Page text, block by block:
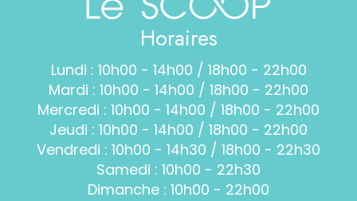
Horaires
Lundi : 10h00 - 14h00 / 18h00 - 22h00
Mardi : 10h00 - 14h00 / 18h00 - 22h00
Mercredi : 10h00 - 14h00 / 18h00 - 22h00
Jeudi : 10h00 - 14h00 / 18h00 - 22h00
Vendredi : 10h00 - 14h30 / 18h00 - 22h30
Samedi : 10h00 - 22h30
Dimanche : 10h00 - 22h00